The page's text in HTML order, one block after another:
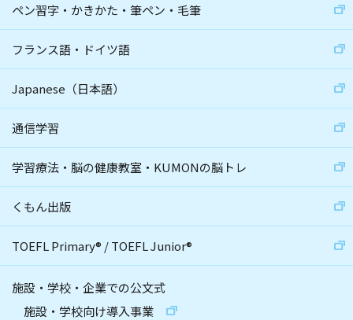
ペン習字・かきかた・筆ペン・毛筆
フランス語・ドイツ語
Japanese（日本語）
通信学習
学習療法・脳の健康教室・KUMONの脳トレ
くもん出版
TOEFL Primary® /TOEFL Junior®
施設・学校・企業での公文式
施設・学校向け導入事業